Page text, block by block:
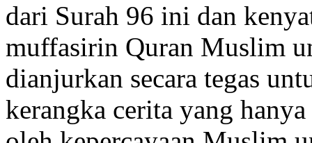
dari Surah 96 ini dan
muffasirin Quran Muslim
dianjurkan secara tegas
kerangka cerita yang